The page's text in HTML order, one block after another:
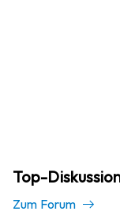
Top-
Zum Forum